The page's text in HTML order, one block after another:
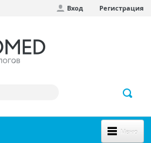
Вход Регистрация
Меню